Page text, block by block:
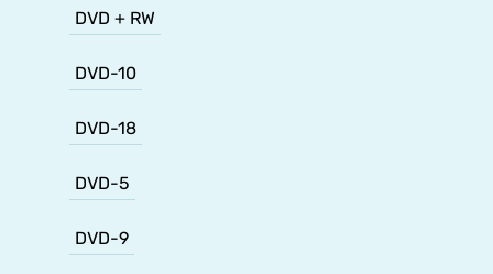
DVD + RW
DVD-10
DVD-18
DVD-5
DVD-9